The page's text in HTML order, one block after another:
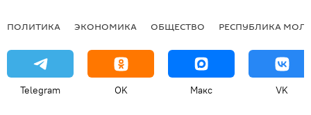
ПОЛИТИКА ЭКОНОМИКА ОБЩЕСТВО РЕСПУБЛИКА
Telegram OK Макс VK